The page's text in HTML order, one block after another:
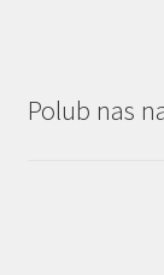
Polub nas